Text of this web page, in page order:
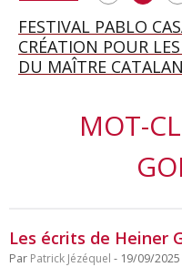
SAINT FRANÇOIS
SOIRÉE IMMENSE
CASTELLUCCI ET
FESTIVAL PABLO
CRÉATION POUR
DU MAÎTRE CATALAN
A BAYREUTH, LE
WAGNÉRIEN GÉNÉRÉ
BETSY JOLAS FÊTE
ANNIVERSAIRE
GEORGE BENJAMIN
CETTE EXIGENCE DE
MOT-
Les écrits de Heiner
Par Patrick Jézéquel - 19/09/2025